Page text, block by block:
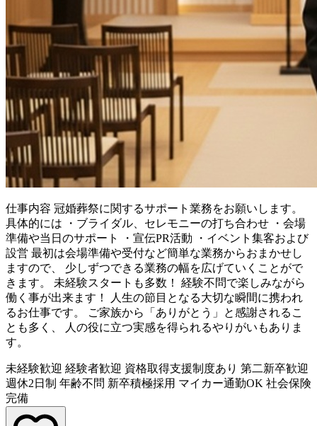
仕事内容 冠婚葬祭に関するサポート業務をお願いします。
具体的には ・ブライダル、セレモニーの打ち合わせ ・会場
準備や当日のサポート ・宣伝PR活動 ・イベント集客および
設営 最初は会場準備や受付など簡単な業務からおまかせし
ますので、 少しずつできる業務の幅を広げていくことがで
きます。 未経験スタートも多数！ 経験不問で楽しみながら
働く事が出来ます！ 人生の節目となる大切な瞬間に携われ
るお仕事です。 ご家族から「ありがとう」と感謝されるこ
とも多く、 人の役に立つ実感を得られるやりがいもありま
す。
未経験歓迎 経験者歓迎 資格取得支援制度あり 第二新卒歓迎
週休2日制 年齢不問 新卒積極採用 マイカー通勤OK 社会保険
完備